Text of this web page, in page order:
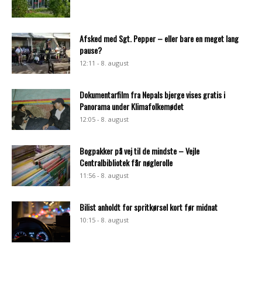
Afsked med Sgt. Pepper – eller bare en meget lang
pause?
12:11 - 8. august
Dokumentarfilm fra Nepals bjerge vises gratis i
Panorama under Klimafolkemødet
12:05 - 8. august
Bogpakker på vej til de mindste – Vejle
Centralbibliotek får nøglerolle
11:56 - 8. august
Bilist anholdt for spritkørsel kort før midnat
10:15 - 8. august